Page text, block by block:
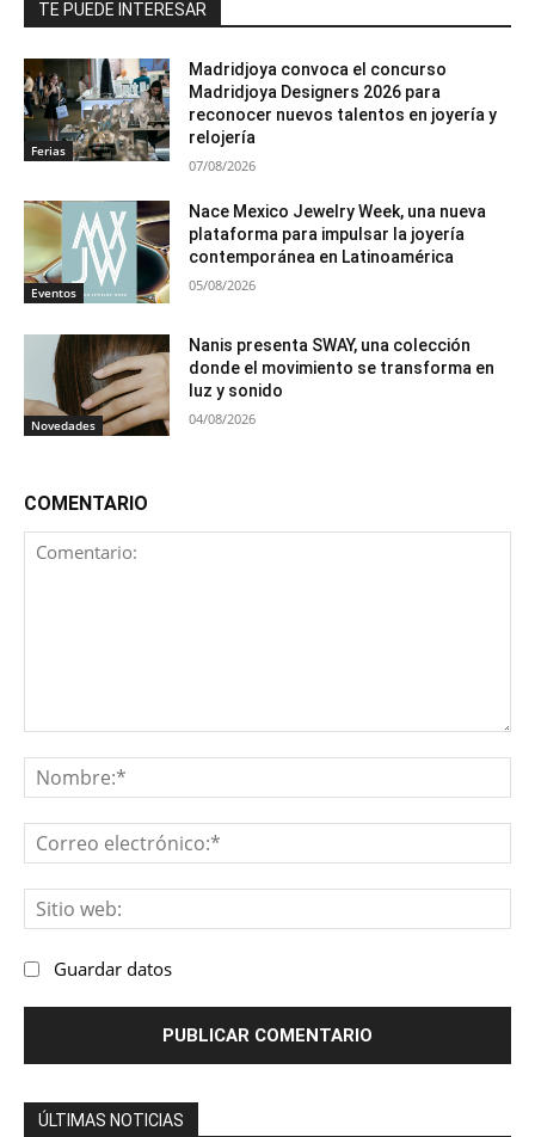
TE PUEDE INTERESAR
Ferias
Madridjoya convoca el concurso
Madridjoya Designers 2026 para
reconocer nuevos talentos en joyería y
relojería
07/08/2026
Eventos
Nace Mexico Jewelry Week, una nueva
plataforma para impulsar la joyería
contemporánea en Latinoamérica
05/08/2026
Novedades
Nanis presenta SWAY, una colección
donde el movimiento se transforma en
luz y sonido
04/08/2026
COMENTARIO
Guardar datos
ÚLTIMAS NOTICIAS